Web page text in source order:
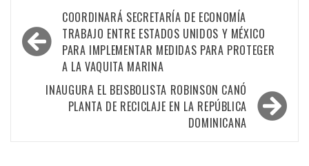
Navegación
de
entradas
COORDINARÁ SECRETARÍA DE ECONOMÍA
TRABAJO ENTRE ESTADOS UNIDOS Y MÉXICO
PARA IMPLEMENTAR MEDIDAS PARA PROTEGER
A LA VAQUITA MARINA
INAUGURA EL BEISBOLISTA ROBINSON CANÓ
PLANTA DE RECICLAJE EN LA REPÚBLICA
DOMINICANA